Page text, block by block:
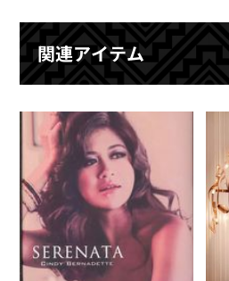
関連アイテム